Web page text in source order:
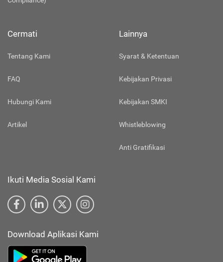
Cermati
Tentang Kami
FAQ
Hubungi Kami
Artikel
Lainnya
Syarat & Ketentuan
Kebijakan Privasi
Kebijakan SMKI
Whistleblowing
Anti Gratifikasi
Ikuti Media Sosial Kami
Download Aplikasi Kami